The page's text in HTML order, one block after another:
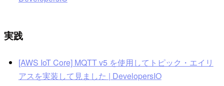
実践
[AWS IoT Core] MQTT v5 を使用してトピック・エイリ
アスを実装して見ました | DevelopersIO